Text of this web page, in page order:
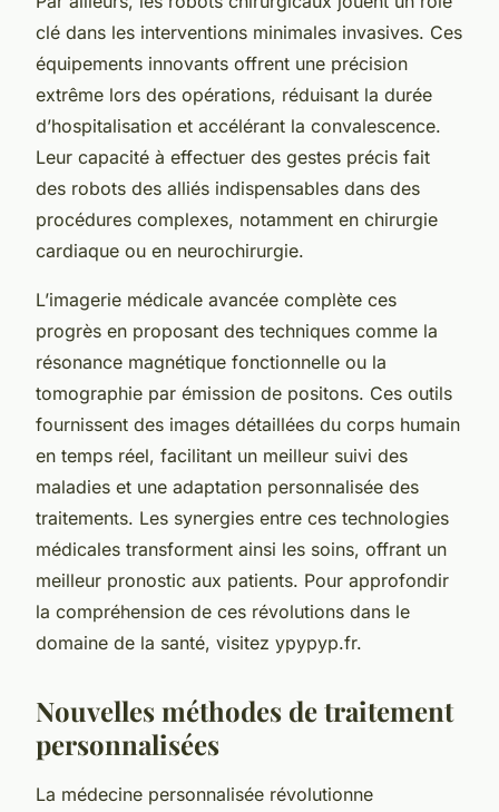
clé dans les interventions minimales invasives. Ces
équipements innovants offrent une précision
extrême lors des opérations, réduisant la durée
d’hospitalisation et accélérant la convalescence.
Leur capacité à effectuer des gestes précis fait
des robots des alliés indispensables dans des
procédures complexes, notamment en chirurgie
cardiaque ou en neurochirurgie.
L’imagerie médicale avancée complète ces
progrès en proposant des techniques comme la
résonance magnétique fonctionnelle ou la
tomographie par émission de positons. Ces outils
fournissent des images détaillées du corps humain
en temps réel, facilitant un meilleur suivi des
maladies et une adaptation personnalisée des
traitements. Les synergies entre ces technologies
médicales transforment ainsi les soins, offrant un
meilleur pronostic aux patients. Pour approfondir
la compréhension de ces révolutions dans le
domaine de la santé, visitez ypypyp.fr.
Nouvelles méthodes de traitement
personnalisées
La médecine personnalisée révolutionne